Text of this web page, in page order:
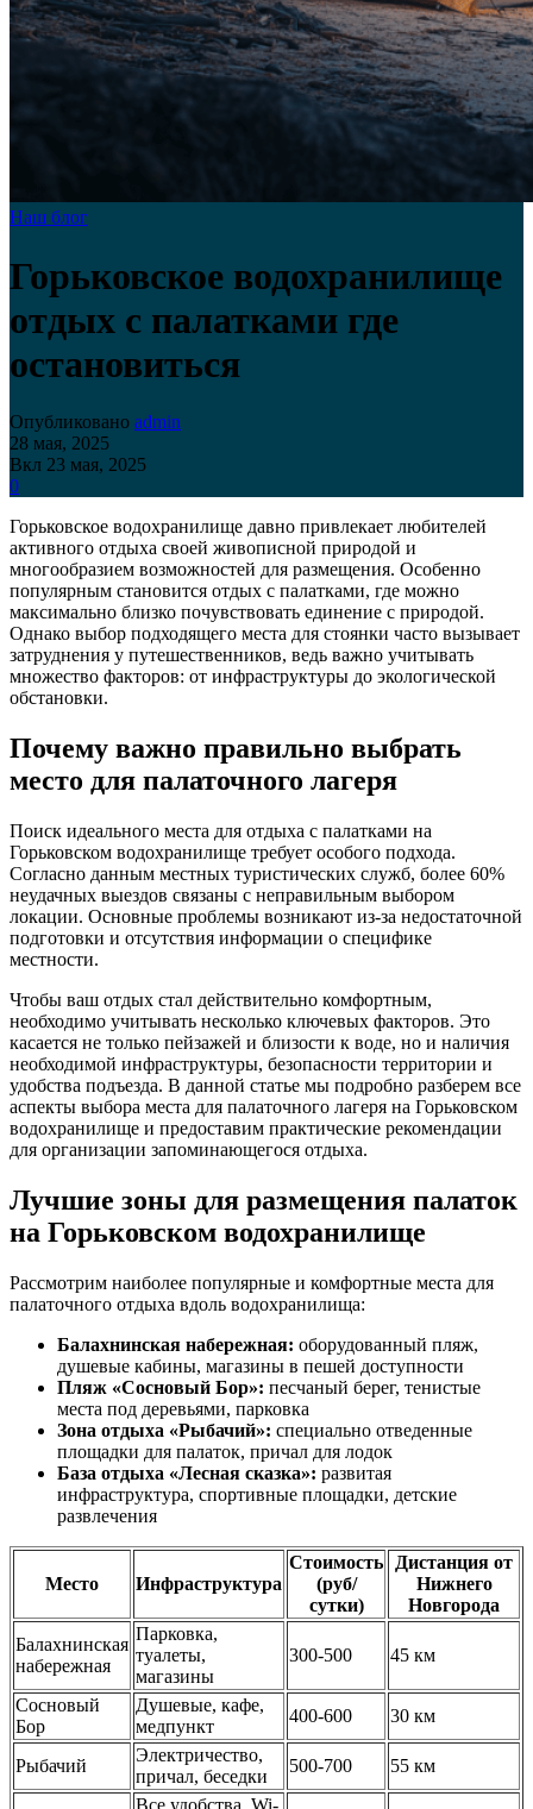
Наш блог
Горьковское водохранилище
отдых с палатками где
остановиться
Опубликовано admin
28 мая, 2025
Вкл 23 мая, 2025
0
Горьковское водохранилище давно привлекает любителей
активного отдыха своей живописной природой и
многообразием возможностей для размещения. Особенно
популярным становится отдых с палатками, где можно
максимально близко почувствовать единение с природой.
Однако выбор подходящего места для стоянки часто вызывает
затруднения у путешественников, ведь важно учитывать
множество факторов: от инфраструктуры до экологической
обстановки.
Почему важно правильно выбрать
место для палаточного лагеря
Поиск идеального места для отдыха с палатками на
Горьковском водохранилище требует особого подхода.
Согласно данным местных туристических служб, более 60%
неудачных выездов связаны с неправильным выбором
локации. Основные проблемы возникают из-за недостаточной
подготовки и отсутствия информации о специфике
местности.
Чтобы ваш отдых стал действительно комфортным,
необходимо учитывать несколько ключевых факторов. Это
касается не только пейзажей и близости к воде, но и наличия
необходимой инфраструктуры, безопасности территории и
удобства подъезда. В данной статье мы подробно разберем все
аспекты выбора места для палаточного лагеря на Горьковском
водохранилище и предоставим практические рекомендации
для организации запоминающегося отдыха.
Лучшие зоны для размещения палаток
на Горьковском водохранилище
Рассмотрим наиболее популярные и комфортные места для
палаточного отдыха вдоль водохранилища:
Балахнинская набережная: оборудованный пляж,
душевые кабины, магазины в пешей доступности
Пляж «Сосновый Бор»: песчаный берег, тенистые
места под деревьями, парковка
Зона отдыха «Рыбачий»: специально отведенные
площадки для палаток, причал для лодок
База отдыха «Лесная сказка»: развитая
инфраструктура, спортивные площадки, детские
развлечения
Место Инфраструктура
Стоимость
(руб/
сутки)
Дистанция от
Нижнего
Новгорода
Балахнинская
набережная
Парковка,
туалеты,
магазины
300-500 45 км
Сосновый
Бор
Душевые, кафе,
медпункт
400-600 30 км
Рыбачий
Электричество,
причал, беседки
500-700 55 км
Все удобства, Wi-